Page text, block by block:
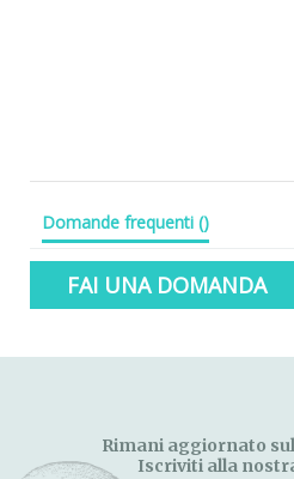
Domande frequenti ()
FAI UNA DOMANDA
Rimani aggiornato
Iscriviti alla